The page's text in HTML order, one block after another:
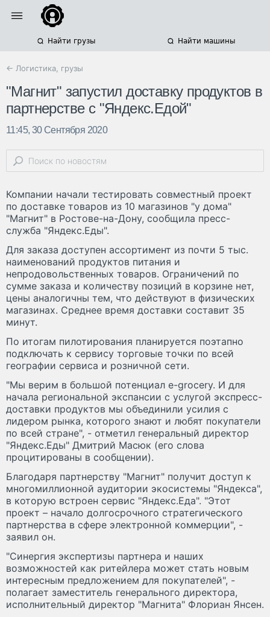
Найти грузы Найти машины
← Логистика, грузы
"Магнит" запустил доставку продуктов в
партнерстве с "Яндекс.Едой"
11:45, 30 Сентября 2020
Компании начали тестировать совместный проект
по доставке товаров из 10 магазинов "у дома"
"Магнит" в Ростове-на-Дону, сообщила пресс-
служба "Яндекс.Еды".
Для заказа доступен ассортимент из почти 5 тыс.
наименований продуктов питания и
непродовольственных товаров. Ограничений по
сумме заказа и количеству позиций в корзине нет,
цены аналогичны тем, что действуют в физических
магазинах. Среднее время доставки составит 35
минут.
По итогам пилотирования планируется поэтапно
подключать к сервису торговые точки по всей
географии сервиса и розничной сети.
"Мы верим в большой потенциал e-grocery. И для
начала региональной экспансии с услугой экспресс-
доставки продуктов мы объединили усилия с
лидером рынка, которого знают и любят покупатели
по всей стране", - отметил генеральный директор
"Яндекс.Еды" Дмитрий Масюк (его слова
процитированы в сообщении).
Благодаря партнерству "Магнит" получит доступ к
многомиллионной аудитории экосистемы "Яндекса",
в которую встроен сервис "Яндекс.Еда". "Этот
проект – начало долгосрочного стратегического
партнерства в сфере электронной коммерции", -
заявил он.
"Синергия экспертизы партнера и наших
возможностей как ритейлера может стать новым
интересным предложением для покупателей", -
полагает заместитель генерального директора,
исполнительный директор "Магнита" Флориан Янсен.